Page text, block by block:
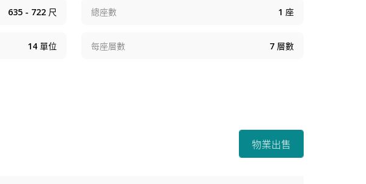
635 - 722 尺 總座數 1 座
14 單位 每座層數 7 層數
物業出售